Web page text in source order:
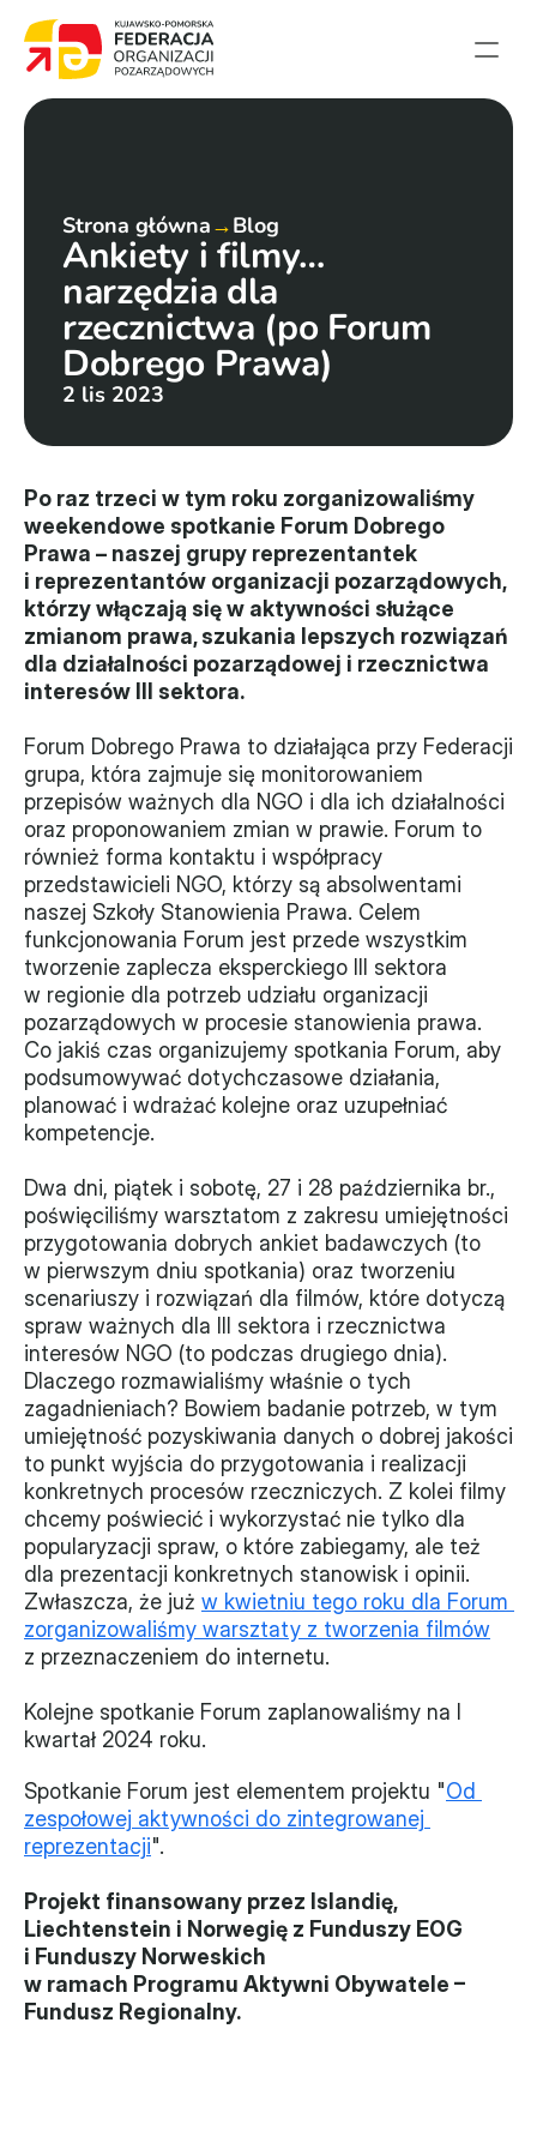
Projekty
Członkowie
English summary
Kontakt
Federacja
Karta zasad
Władze
Historia i działania
Narzędzie samooceny
Kalendarz działań
Projekty
XVII forum NGO
Projekt z powiatem
Przystąp
Członkostwo
Procedura
Monitorujemy
Sprawy
Forum Dobrego Prawa
Certyfikujemy
Certyfikat
Edycja 2024
Laureaci
Strona główna→Blog
Ankiety i filmy…
narzędzia dla
rzecznictwa (po Forum
Dobrego Prawa)
2 lis 2023
Po raz trzeci w tym roku zorganizowaliśmy
weekendowe spotkanie Forum Dobrego
Prawa – naszej grupy reprezentantek
i reprezentantów organizacji pozarządowych,
którzy włączają się w aktywności służące
zmianom prawa, szukania lepszych rozwiązań
dla działalności pozarządowej i rzecznictwa
interesów III sektora.
Forum Dobrego Prawa to działająca przy Federacji
grupa, która zajmuje się monitorowaniem
przepisów ważnych dla NGO i dla ich działalności
oraz proponowaniem zmian w prawie. Forum to
również forma kontaktu i współpracy
przedstawicieli NGO, którzy są absolwentami
naszej Szkoły Stanowienia Prawa. Celem
funkcjonowania Forum jest przede wszystkim
tworzenie zaplecza eksperckiego III sektora
w regionie dla potrzeb udziału organizacji
pozarządowych w procesie stanowienia prawa.
Co jakiś czas organizujemy spotkania Forum, aby
podsumowywać dotychczasowe działania,
planować i wdrażać kolejne oraz uzupełniać
kompetencje.
Dwa dni, piątek i sobotę, 27 i 28 października br.,
poświęciliśmy warsztatom z zakresu umiejętności
przygotowania dobrych ankiet badawczych (to
w pierwszym dniu spotkania) oraz tworzeniu
scenariuszy i rozwiązań dla filmów, które dotyczą
spraw ważnych dla III sektora i rzecznictwa
interesów NGO (to podczas drugiego dnia).
Dlaczego rozmawialiśmy właśnie o tych
zagadnieniach? Bowiem badanie potrzeb, w tym
umiejętność pozyskiwania danych o dobrej jakości
to punkt wyjścia do przygotowania i realizacji
konkretnych procesów rzeczniczych. Z kolei filmy
chcemy poświecić i wykorzystać nie tylko dla
popularyzacji spraw, o które zabiegamy, ale też
dla prezentacji konkretnych stanowisk i opinii.
Zwłaszcza, że już w kwietniu tego roku dla Forum
zorganizowaliśmy warsztaty z tworzenia filmów
z przeznaczeniem do internetu.
Kolejne spotkanie Forum zaplanowaliśmy na I
kwartał 2024 roku.
Spotkanie Forum jest elementem projektu "Od
zespołowej aktywności do zintegrowanej
reprezentacji".
Projekt finansowany przez Islandię,
Liechtenstein i Norwegię z Funduszy EOG
i Funduszy Norweskich
w ramach Programu Aktywni Obywatele –
Fundusz Regionalny.